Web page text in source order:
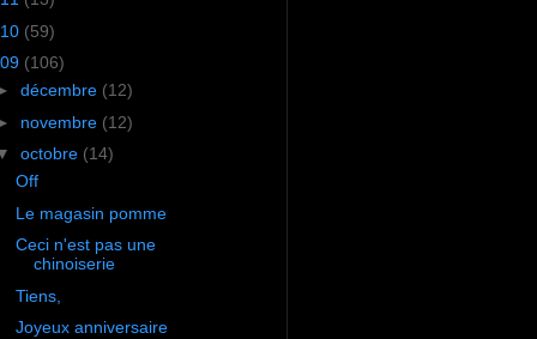
10 (59)
09 (106)
décembre (12)
novembre (12)
octobre (14)
Off
Le magasin pomme
Ceci n'est pas une
chinoiserie
Tiens,
Joyeux anniversaire